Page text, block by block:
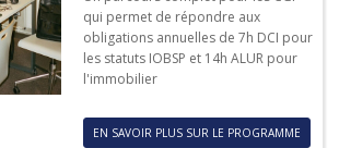
qui permet de répondre aux
obligations annuelles de 7h DCI pour
les statuts IOBSP et 14h ALUR pour
l'immobilier
EN SAVOIR PLUS SUR LE PROGRAMME